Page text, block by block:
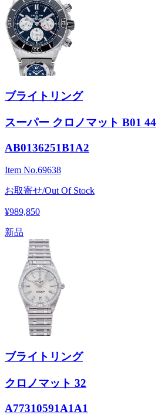
ブライトリング
スーパー クロノマット B01 44
AB0136251B1A2
Item No.69638
お取寄せ/Out Of Stock
¥989,850
新品
ブライトリング
クロノマット 32
A77310591A1A1